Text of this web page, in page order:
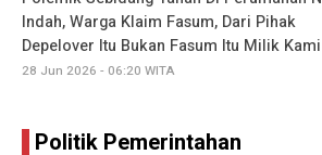
Indah, Warga Klaim Fasum, Dari Pihak
Depelover Itu Bukan Fasum Itu Milik Kami
28 Jun 2026 - 06:20 WITA
Politik Pemerintahan